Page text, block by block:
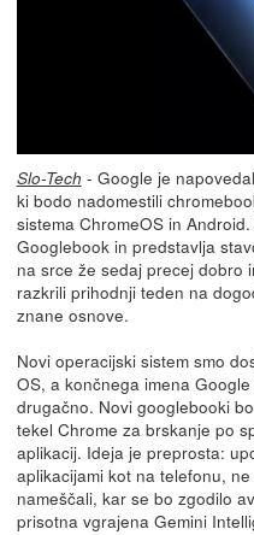
Slo-Tech - Google je
ki bodo nadomestili
sistema ChromeOS in
Googlebook in predstavlja
na srce že sedaj precej dobro
razkrili prihodnji teden na
znane osnove.
Novi operacijski sistem smo
OS, a končnega imena
drugačno. Novi googlebooki
tekel Chrome za brskanje po
aplikacij. Ideja je preprosta:
aplikacijami kot na telefonu,
nameščali, kar se bo zgodilo
prisotna vgrajena Gemini